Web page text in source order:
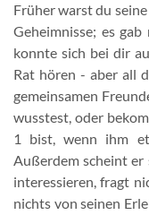
Früher warst du
Geheimnisse; es
konnte sich bei dir
Rat hören - aber all
gemeinsamen
wusstest, oder
1 bist, wenn ihm
Außerdem scheint
interessieren, fragt
nichts von seinen